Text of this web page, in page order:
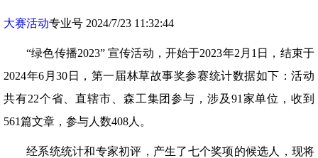
大赛活动专业号 2024/7/23 11:32:44
“绿色传播2023” 宣传活动，开始于2023年2月1日，结束于
2024年6月30日，第一届林草故事奖参赛统计数据如下：活动
共有22个省、直辖市、森工集团参与，涉及91家单位，收到
561篇文章，参与人数408人。
经系统统计和专家初评，产生了七个奖项的候选人，现将